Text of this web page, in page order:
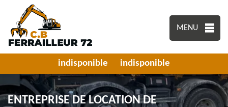
MENU
indisponible indisponible
ENTREPRISE DE LOCATION DE